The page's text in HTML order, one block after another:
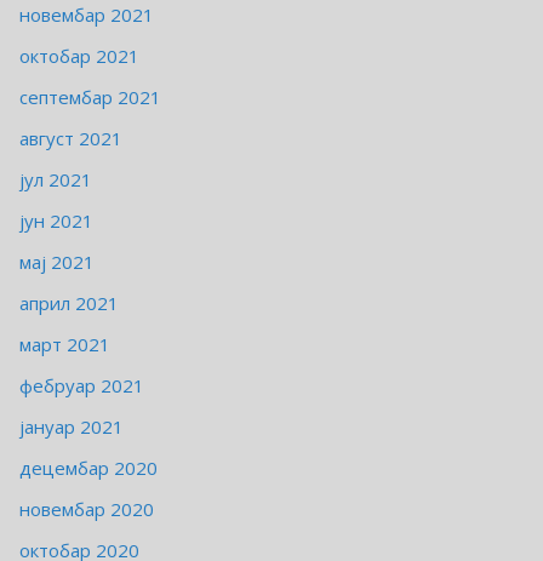
новембар 2021
октобар 2021
септембар 2021
август 2021
јул 2021
јун 2021
мај 2021
април 2021
март 2021
фебруар 2021
јануар 2021
децембар 2020
новембар 2020
октобар 2020